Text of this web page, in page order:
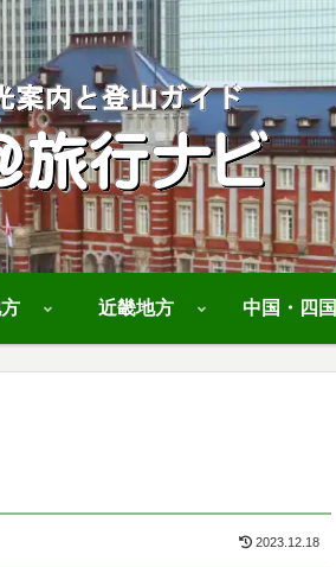
近畿地方 中国・四国
2023.12.18